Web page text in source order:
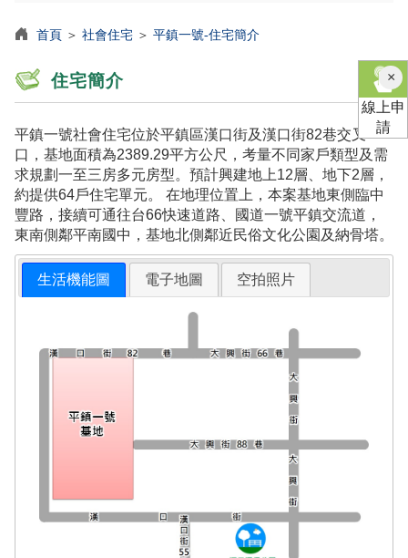
首頁 ＞ 社會住宅 ＞ 平鎮一號-住宅簡介
住宅簡介
平鎮一號社會住宅位於平鎮區漢口街及漢口街82巷交叉
口，基地面積為2389.29平方公尺，考量不同家戶類型及需
求規劃一至三房多元房型。預計興建地上12層、地下2層，
約提供64戶住宅單元。 在地理位置上，本案基地東側臨中
豐路，接續可通往台66快速道路、國道一號平鎮交流道，
東南側鄰平南國中，基地北側鄰近民俗文化公園及納骨塔。
生活機能圖 電子地圖 空拍照片
×關
閉
線上申
請